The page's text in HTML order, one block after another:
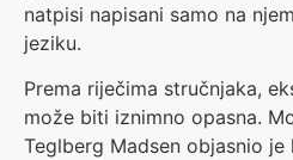
natpisi napisani samo na
jeziku.
Prema riječima stručnjaka,
može biti iznimno opasna.
Teglberg Madsen objasnio